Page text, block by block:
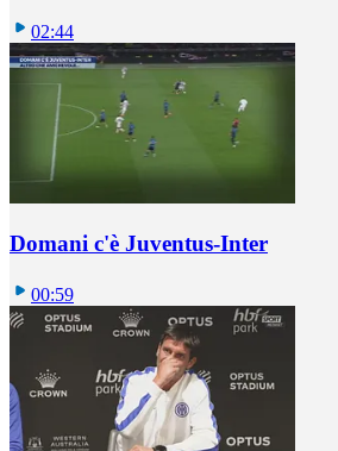
02:44
Domani c'è Juventus-Inter
00:59